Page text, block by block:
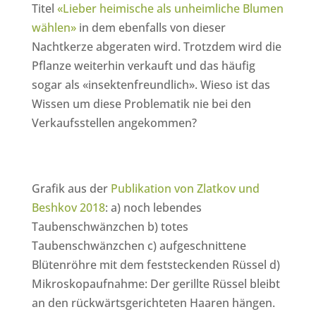
Titel «Lieber heimische als unheimliche Blumen
wählen»in dem ebenfalls von dieser
Nachtkerze abgeraten wird. Trotzdem wird die
Pflanze weiterhin verkauft und das häufig
sogar als «insektenfreundlich». Wieso ist das
Wissen um diese Problematik nie bei den
Verkaufsstellen angekommen?
Grafik aus der Publikation von Zlatkov und
Beshkov 2018: a) noch lebendes
Taubenschwänzchen b) totes
Taubenschwänzchen c) aufgeschnittene
Blütenröhre mit dem feststeckenden Rüssel d)
Mikroskopaufnahme: Der gerillte Rüssel bleibt
an den rückwärtsgerichteten Haaren hängen.